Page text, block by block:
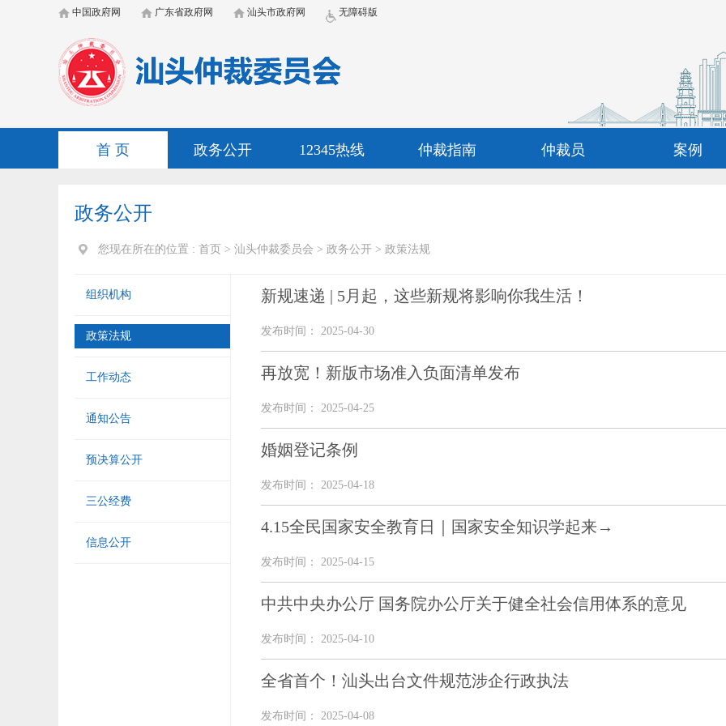
中国政府网 广东省政府网 汕头市政府网 无障碍版
首 页 政务公开 12345热线 仲裁指南 仲裁员 案例
政务公开
您现在所在的位置 : 首页 > 汕头仲裁委员会 > 政务公开 > 政策法规
组织机构
政策法规
工作动态
通知公告
预决算公开
三公经费
信息公开
新规速递 | 5月起，这些新规将影响你我生活！
发布时间： 2025-04-30
再放宽！新版市场准入负面清单发布
发布时间： 2025-04-25
婚姻登记条例
发布时间： 2025-04-18
4.15全民国家安全教育日｜国家安全知识学起来→
发布时间： 2025-04-15
中共中央办公厅 国务院办公厅关于健全社会信用体系的意见
发布时间： 2025-04-10
全省首个！汕头出台文件规范涉企行政执法
发布时间： 2025-04-08